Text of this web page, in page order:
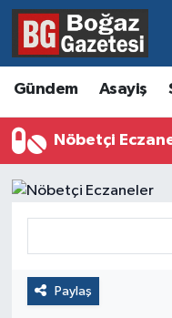
Gündem Asayiş
Nöbetçi
Paylaş
Asayiş
Eğitim
Ekonomi
Kültür ve Sanat
Magazin
Hava Durumu
Trafik Durumu
Süper Lig Puan
Son Dakika
Haber Arşivi